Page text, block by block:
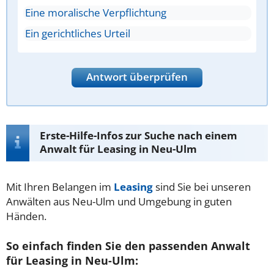
Eine moralische Verpflichtung
Ein gerichtliches Urteil
Antwort überprüfen
Erste-Hilfe-Infos zur Suche nach einem
Anwalt für Leasing in Neu-Ulm
Mit Ihren Belangen im Leasingsind Sie bei unseren
Anwälten aus Neu-Ulm und Umgebung in guten
Händen.
So einfach finden Sie den passenden Anwalt
für Leasing in Neu-Ulm: